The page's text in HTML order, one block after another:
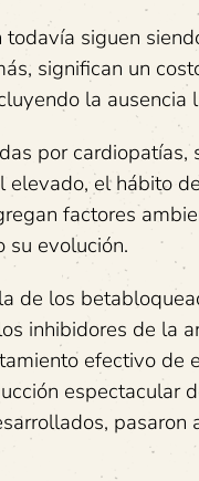
siguen
significan un
la
por cardiopatías,
el hábito
factores
su evolución.
de los
inhibidores de la
efectivo
espectacular